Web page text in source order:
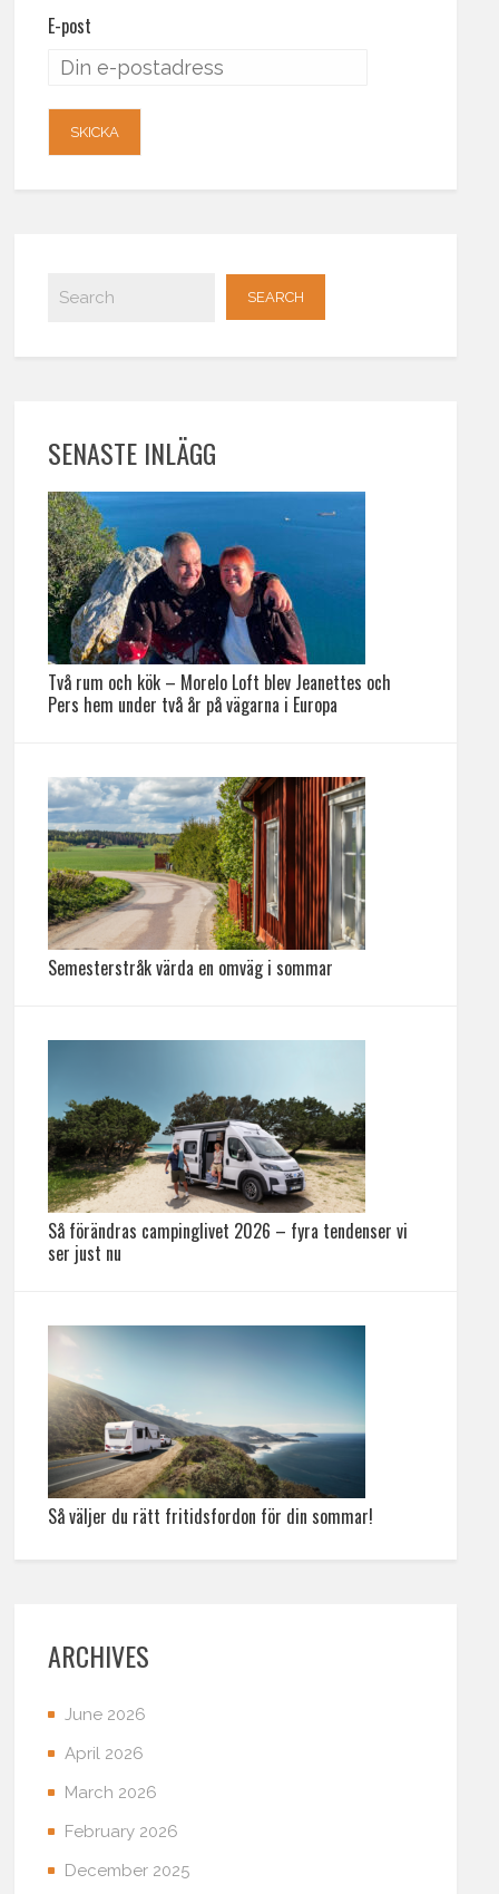
E-post
SENASTE INLÄGG
Två rum och kök – Morelo Loft blev Jeanettes och
Pers hem under två år på vägarna i Europa
Semesterstråk värda en omväg i sommar
Så förändras campinglivet 2026 – fyra tendenser vi
ser just nu
Så väljer du rätt fritidsfordon för din sommar!
ARCHIVES
June 2026
April 2026
March 2026
February 2026
December 2025